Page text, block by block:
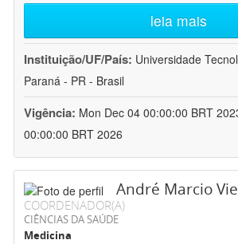
leia mais
Instituição/UF/País: Universidade
Paraná - PR - Brasil
Vigência: Mon Dec 04 00:00:00 BRT
00:00:00 BRT 2026
André Marcio
COORDENADOR(A)
CIÊNCIAS DA SAÚDE
Medicina